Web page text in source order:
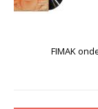
FIMAK